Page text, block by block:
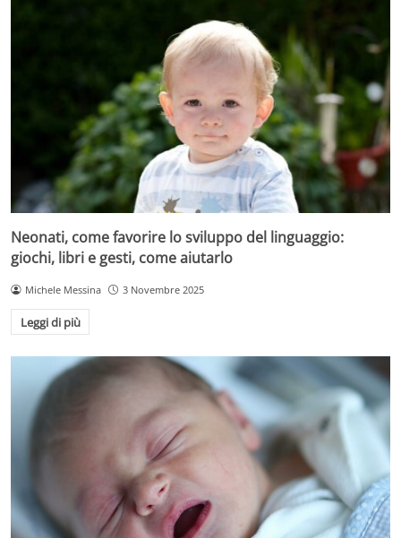
Neonati, come favorire lo sviluppo del linguaggio:
giochi, libri e gesti, come aiutarlo
Michele Messina 3 Novembre 2025
Leggi di più